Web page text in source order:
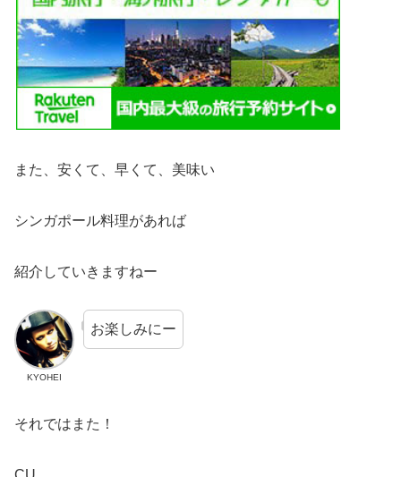
また、安くて、早くて、美味い
シンガポール料理があれば
紹介していきますねー
KYOHEI
お楽しみにー
それではまた！